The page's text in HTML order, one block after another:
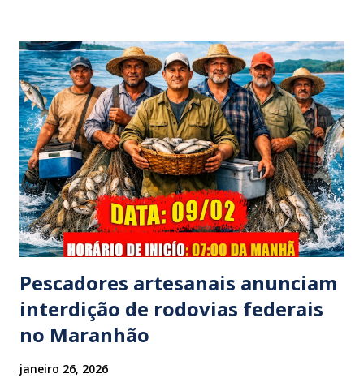
família foi atingido por uma caminhonete. O condutor da
mesma apresentava sinais visíveis de embriaguez, e
diversas latas de bebidas alcoólicas foram avistadas no
interior do veículo. O motorista, identificado por
moradores locais como irmão do vereador "Neguinho do
Coco", de Santa Luzia do Pará, evadiu-se do local sem
prestar assistência às vítimas. ​Atendimento e Danos ​A
Polícia Rodoviária Federal (PRF) foi acionada para atender a
ocorrênc...
Pescadores artesanais anunciam
interdição de rodovias federais
no Maranhão
janeiro 26, 2026